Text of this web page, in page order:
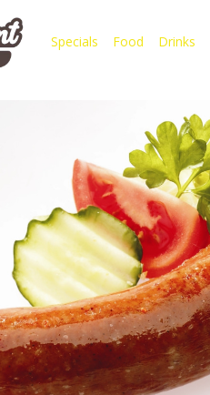
Specials Food Drinks